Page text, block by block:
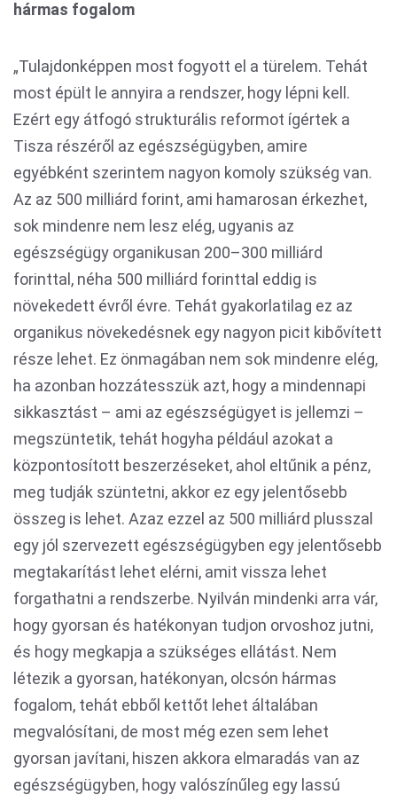
hármas fogalom
„Tulajdonképpen most fogyott el a türelem. Tehát
most épült le annyira a rendszer, hogy lépni kell.
Ezért egy átfogó strukturális reformot ígértek a
Tisza részéről az egészségügyben, amire
egyébként szerintem nagyon komoly szükség van.
Az az 500 milliárd forint, ami hamarosan érkezhet,
sok mindenre nem lesz elég, ugyanis az
egészségügy organikusan 200–300 milliárd
forinttal, néha 500 milliárd forinttal eddig is
növekedett évről évre. Tehát gyakorlatilag ez az
organikus növekedésnek egy nagyon picit kibővített
része lehet. Ez önmagában nem sok mindenre elég,
ha azonban hozzátesszük azt, hogy a mindennapi
sikkasztást – ami az egészségügyet is jellemzi –
megszüntetik, tehát hogyha például azokat a
központosított beszerzéseket, ahol eltűnik a pénz,
meg tudják szüntetni, akkor ez egy jelentősebb
összeg is lehet. Azaz ezzel az 500 milliárd plusszal
egy jól szervezett egészségügyben egy jelentősebb
megtakarítást lehet elérni, amit vissza lehet
forgathatni a rendszerbe. Nyilván mindenki arra vár,
hogy gyorsan és hatékonyan tudjon orvoshoz jutni,
és hogy megkapja a szükséges ellátást. Nem
létezik a gyorsan, hatékonyan, olcsón hármas
fogalom, tehát ebből kettőt lehet általában
megvalósítani, de most még ezen sem lehet
gyorsan javítani, hiszen akkora elmaradás van az
egészségügyben, hogy valószínűleg egy lassú